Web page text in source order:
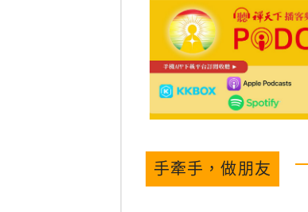
手牽手，做朋友